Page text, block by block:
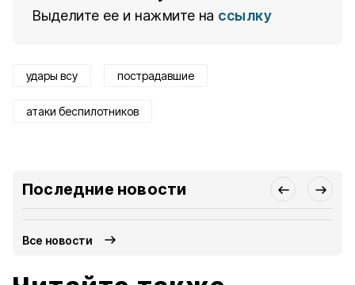
Выделите ее и нажмите на ссылку
удары всу пострадавшие
атаки беспилотников
Последние новости
Все новости